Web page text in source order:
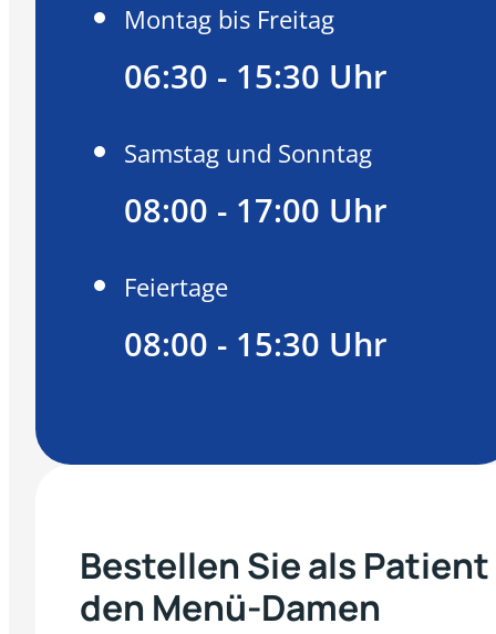
Montag bis Freitag
06:30 - 15:30 Uhr
Samstag und Sonntag
08:00 - 17:00 Uhr
Feiertage
08:00 - 15:30 Uhr
Bestellen Sie als
den Menü-Damen